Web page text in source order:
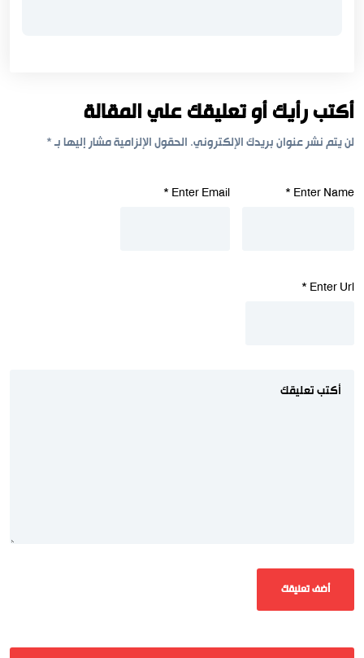
أكتب رأيك أو تعليقك علي المقالة
لن يتم نشر عنوان بريدك الإلكتروني. الحقول الإلزامية مشار إليها بـ*
Enter Name
*
Enter Email
*
Enter Url
*